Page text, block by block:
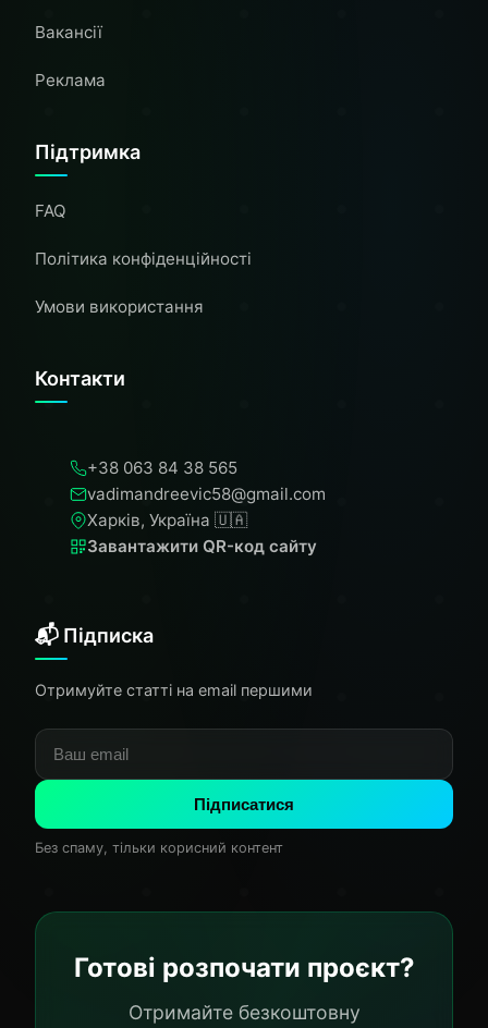
Вакансії
Реклама
Підтримка
FAQ
Політика конфіденційності
Умови використання
Контакти
+38 063 84 38 565
vadimandreevic58@gmail.com
Харків, Україна 🇺🇦
Завантажити QR-код сайту
📬 Підписка
Отримуйте статті на email першими
Підписатися
Без спаму, тільки корисний контент
Готові розпочати проєкт?
Отримайте безкоштовну